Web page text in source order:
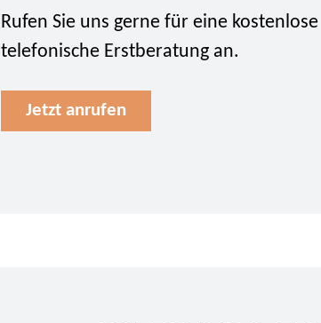
Rufen Sie uns gerne für eine kostenlose
telefonische Erstberatung an.
Jetzt anrufen